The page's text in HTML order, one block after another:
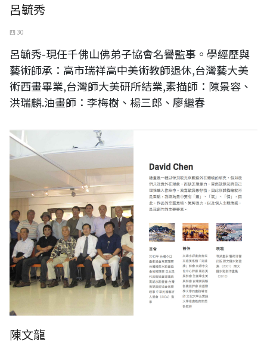
呂毓秀
四 30
呂毓秀-現任千佛山佛弟子協會名譽監事。學經歷與
藝術師承：高市瑞祥高中美術教師退休,台灣藝大美
術西畫畢業,台灣師大美研所結業,素描師：陳景容、
洪瑞麟.油畫師：李梅樹、楊三郎、廖繼春
陳文龍